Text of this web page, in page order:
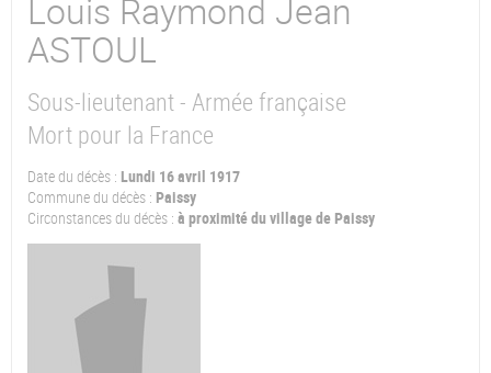
Louis Raymond Jean
ASTOUL
Sous-lieutenant - Armée française
Mort pour la France
Date du décès : Lundi 16 avril 1917
Commune du décès : Paissy
Circonstances du décès : à proximité du village de Paissy